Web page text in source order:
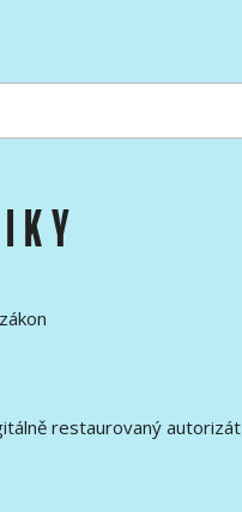
restaurovaný autorizát